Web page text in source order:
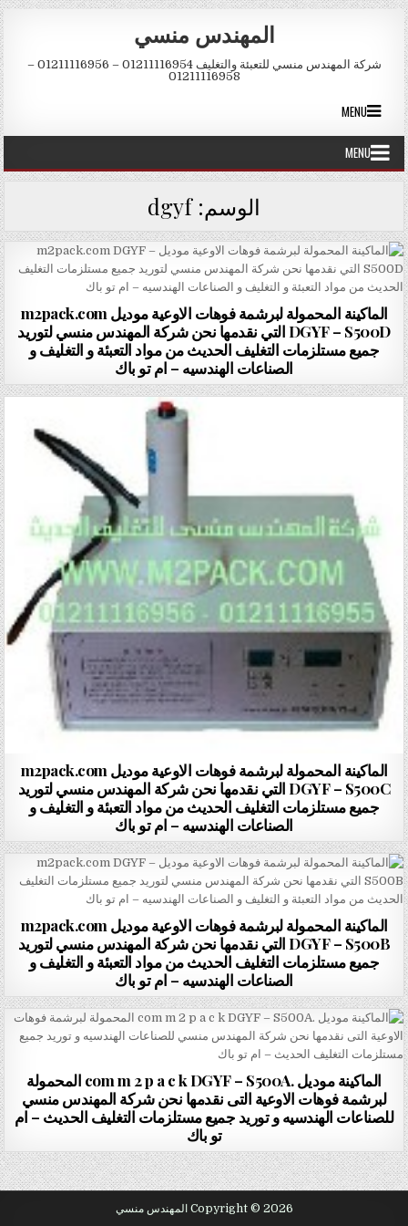
Skip to content
المهندس منسي
شركة المهندس منسي للتعبئة والتغليف 01211116954 – 01211116956 –
01211116958
MENU
MENU
الوسم:dgyf
الماكينة المحمولة لبرشمة فوهات الاوعية موديل m2pack.com
DGYF – S500D التي نقدمها نحن شركة المهندس منسي لتوريد
جميع مستلزمات التغليف الحديث من مواد التعبئة و التغليف و
الصناعات الهندسيه – ام تو باك
الماكينة المحمولة لبرشمة فوهات الاوعية موديل m2pack.com
DGYF – S500C التي نقدمها نحن شركة المهندس منسي لتوريد
جميع مستلزمات التغليف الحديث من مواد التعبئة و التغليف و
الصناعات الهندسيه – ام تو باك
الماكينة المحمولة لبرشمة فوهات الاوعية موديل m2pack.com
DGYF – S500B التي نقدمها نحن شركة المهندس منسي لتوريد
جميع مستلزمات التغليف الحديث من مواد التعبئة و التغليف و
الصناعات الهندسيه – ام تو باك
الماكينة موديل .com m 2 p a c k DGYF – S500A المحمولة
لبرشمة فوهات الاوعية التى نقدمها نحن شركة المهندس منسي
للصناعات الهندسيه و توريد جميع مستلزمات التغليف الحديث – ام
تو باك
Copyright © 2026 المهندس منسي